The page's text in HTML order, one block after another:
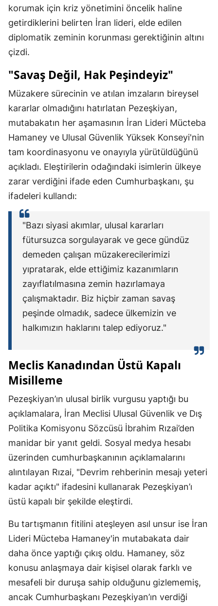
korumak için kriz yönetimini öncelik haline
getirdiklerini belirten İran lideri, elde edilen
diplomatik zeminin korunması gerektiğinin altını
çizdi.
"Savaş Değil, Hak Peşindeyiz"
Müzakere sürecinin ve atılan imzaların bireysel
kararlar olmadığını hatırlatan Pezeşkiyan,
mutabakatın her aşamasının İran Lideri Mücteba
Hamaney ve Ulusal Güvenlik Yüksek Konseyi'nin
tam koordinasyonu ve onayıyla yürütüldüğünü
açıkladı. Eleştirilerin odağındaki isimlerin ülkeye
zarar verdiğini ifade eden Cumhurbaşkanı, şu
ifadeleri kullandı:
"Bazı siyasi akımlar, ulusal kararları
fütursuzca sorgulayarak ve gece gündüz
demeden çalışan müzakerecilerimizi
yıpratarak, elde ettiğimiz kazanımların
zayıflatılmasına zemin hazırlamaya
çalışmaktadır. Biz hiçbir zaman savaş
peşinde olmadık, sadece ülkemizin ve
halkımızın haklarını talep ediyoruz."
Meclis Kanadından Üstü Kapalı
Misilleme
Pezeşkiyan’ın ulusal birlik vurgusu yaptığı bu
açıklamalara, İran Meclisi Ulusal Güvenlik ve Dış
Politika Komisyonu Sözcüsü İbrahim Rızai’den
manidar bir yanıt geldi. Sosyal medya hesabı
üzerinden cumhurbaşkanının açıklamalarını
alıntılayan Rızai, "Devrim rehberinin mesajı yeteri
kadar açıktı" ifadesini kullanarak Pezeşkiyan’ı
üstü kapalı bir şekilde eleştirdi.
Bu tartışmanın fitilini ateşleyen asıl unsur ise İran
Lideri Mücteba Hamaney'in mutabakata dair
daha önce yaptığı çıkış oldu. Hamaney, söz
konusu anlaşmaya dair kişisel olarak farklı ve
mesafeli bir duruşa sahip olduğunu gizlememiş,
ancak Cumhurbaşkanı Pezeşkiyan’ın verdiği